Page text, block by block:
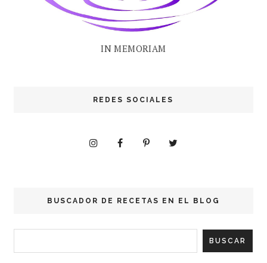
IN MEMORIAM
REDES SOCIALES
BUSCADOR DE RECETAS EN EL BLOG